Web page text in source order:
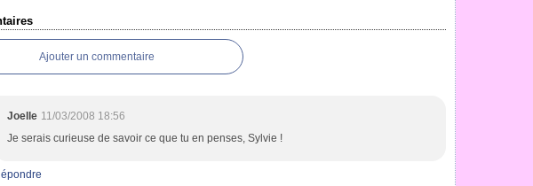
Ajouter un commentaire
Joelle 11/03/2008 18:56
Je serais curieuse de savoir ce que tu en penses, Sylvie !